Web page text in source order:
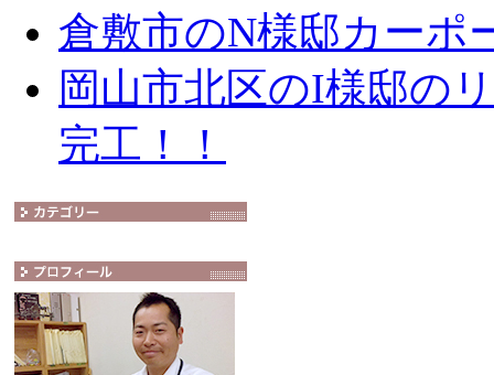
倉敷市のN様邸カーポ
岡山市北区のI様邸の
完工！！